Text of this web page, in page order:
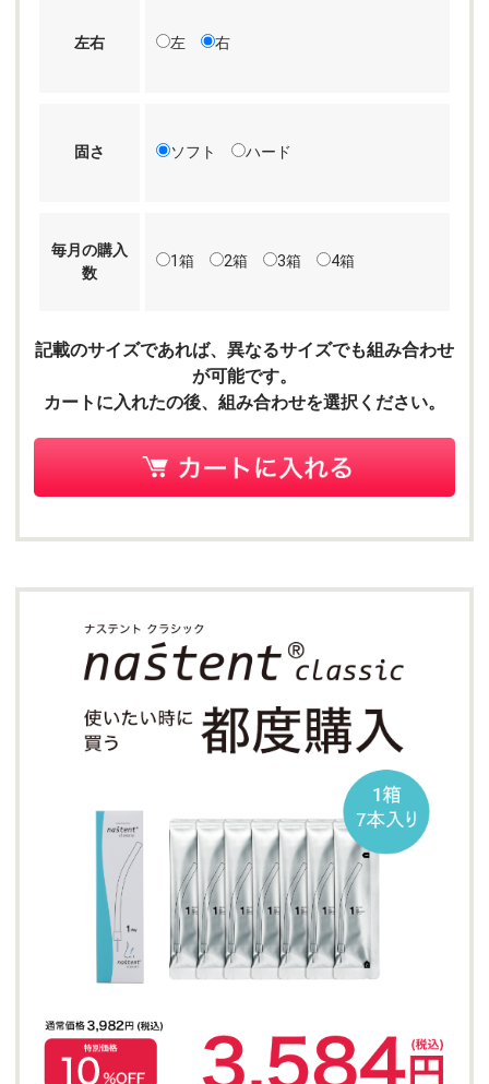
左右 左 右
固さ ソフト ハード
毎月の購入
数
1箱 2箱 3箱 4箱
記載のサイズであれば、異なるサイズでも組み合わせ
が可能です。
カートに入れたの後、組み合わせを選択ください。